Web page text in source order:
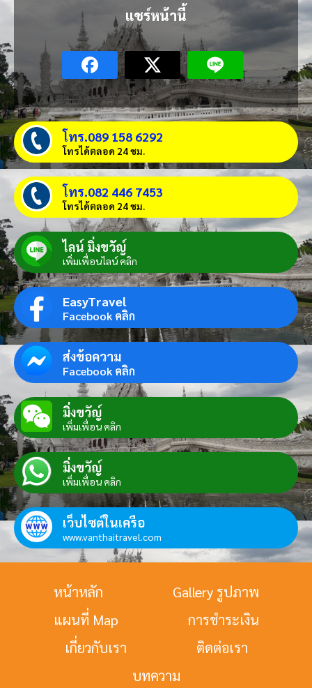
แชร์หน้านี้
โทร.089 158 6292
โทรได้ตลอด 24 ชม.
โทร.082 446 7453
โทรได้ตลอด 24 ชม.
ไลน์ มิ่งขวัญ์
เพิ่มเพื่อนไลน์ คลิก
EasyTravel
Facebook คลิก
ส่งข้อความ
Facebook คลิก
มิ่งขวัญ์
เพิ่มเพื่อน คลิก
มิ่งขวัญ์
เพิ่มเพื่อน คลิก
เว็บไซต์ในเครือ
www.vanthaitravel.com
หน้าหลัก
Gallery รูปภาพ
แผนที่ Map
การชำระเงิน
เกี่ยวกับเรา
ติดต่อเรา
บทความ